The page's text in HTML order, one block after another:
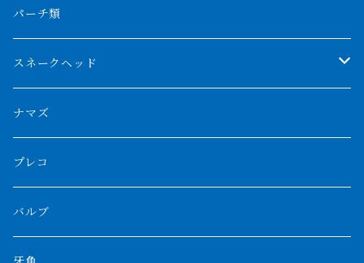
フルゴールデンクロスバック
ブルーベースクロスバック
BILLY-KENオリジナルブランド紅龍
チョッパーレッド
ブルレッド
その他アジアアロワナ
特殊個体
紅龍
シルバーアロワナ
ブラックアロワナ
ノーザンバラムンディ
フォークバンド
メニーバータイガー
ニューギニアダトニオ
ショート個体
エンドリケリー
ギニア
ナイジェリア
ナイルビチャー
ナポレオンビチャー
バロ川
ビキールビキール
トゥルカナ湖
オモ川
タンガニーカビチャー
アンソルギー
クロコダイル
その他淡水エイ
その他肺魚
パーチ類
スネークヘッド
チャンナバルカ
大型スネークヘッド
中型スネークヘッド
ナマズ
プレコ
バルブ